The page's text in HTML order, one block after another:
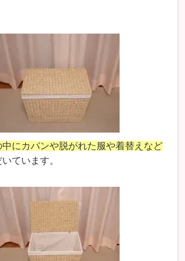
中にカバンや脱がれた服や着替えなど
ています。